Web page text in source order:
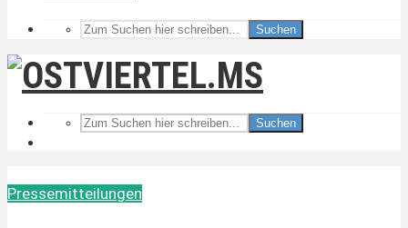
Suchen
Suchen
Pressemitteilungen